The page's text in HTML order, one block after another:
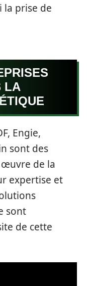
la prise de
LA
Engie,
sont des
œuvre de la
expertise et
sont
de cette